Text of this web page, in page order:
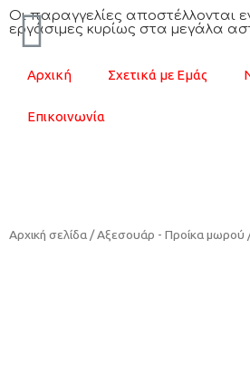
Oι παραγγελίες αποστέλλονται
εργάσιμες κυρίως στα μεγάλα
Αρχική Σχετικά με Εμάς
Επικοινωνία
Αρχική σελίδα /Αξεσουάρ - Προίκα μωρού